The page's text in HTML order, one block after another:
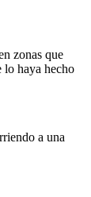
zonas que
lo haya hecho
a una